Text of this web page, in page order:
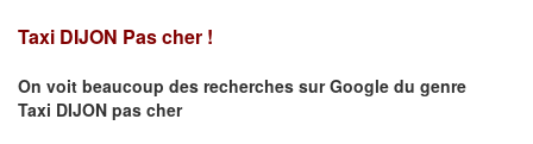
Taxi DIJON Pas cher !
On voit beaucoup des recherches sur Google du genre
Taxi DIJON pas cher